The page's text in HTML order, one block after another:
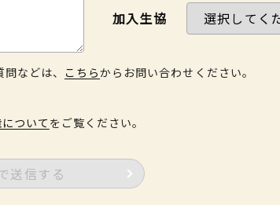
加入生協
などは、 こちらからお問い合わせください。
ついてをご覧ください。
送信する